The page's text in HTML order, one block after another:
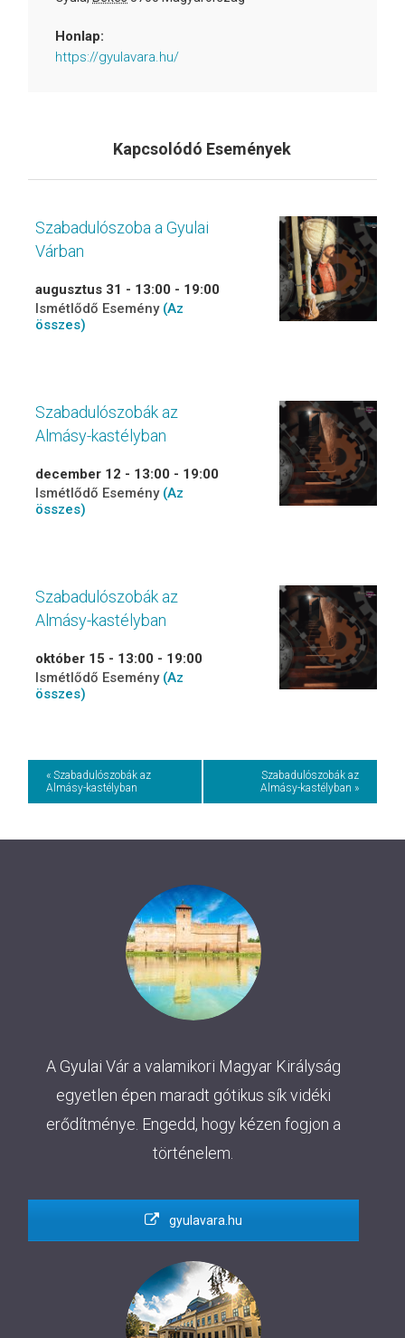
Honlap:
https://gyulavara.hu/
Kapcsolódó Események
Szabadulószoba a Gyulai
Várban
augusztus 31 - 13:00 - 19:00
Ismétlődő Esemény (Az
összes)
Szabadulószobák az
Almásy-kastélyban
december 12 - 13:00 - 19:00
Ismétlődő Esemény (Az
összes)
Szabadulószobák az
Almásy-kastélyban
október 15 - 13:00 - 19:00
Ismétlődő Esemény (Az
összes)
Event
Navigation
« Szabadulószobák az
Almásy-kastélyban
Szabadulószobák az
Almásy-kastélyban »
A Gyulai Vár a valamikori Magyar Királyság
egyetlen épen maradt gótikus sík vidéki
erődítménye. Engedd, hogy kézen fogjon a
történelem.
gyulavara.hu